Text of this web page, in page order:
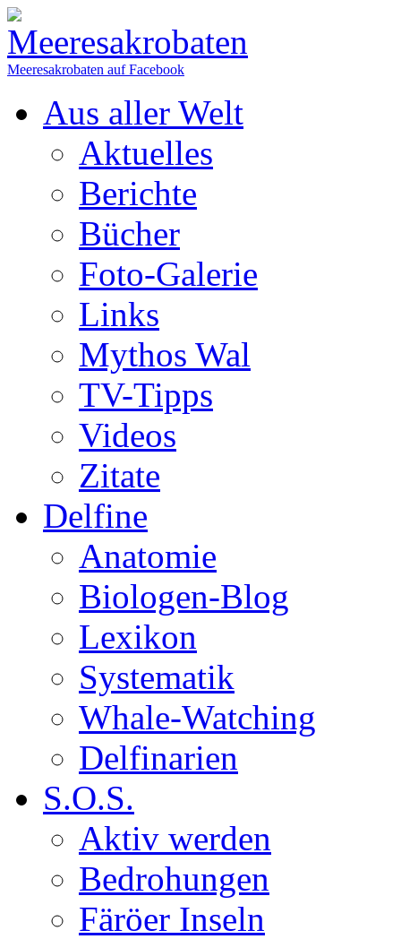
Meeresakrobaten auf Facebook
Aus aller Welt
Aktuelles
Berichte
Bücher
Foto-Galerie
Links
Mythos Wal
TV-Tipps
Videos
Zitate
Delfine
Anatomie
Biologen-Blog
Lexikon
Systematik
Whale-Watching
Delfinarien
S.O.S.
Aktiv werden
Bedrohungen
Färöer Inseln